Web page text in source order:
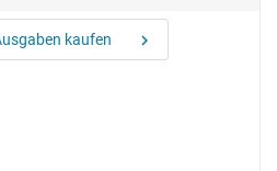
kaufen chevron_right